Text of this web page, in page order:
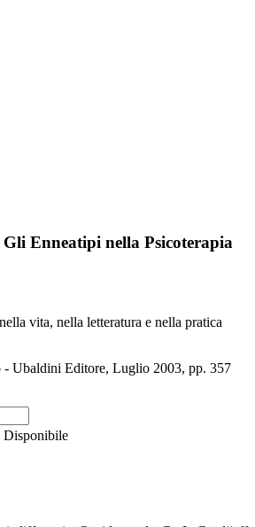
Enneatipi nella Psicoterapia
vita, nella letteratura e nella pratica
- Ubaldini Editore, Luglio 2003, pp. 357
Disponibile